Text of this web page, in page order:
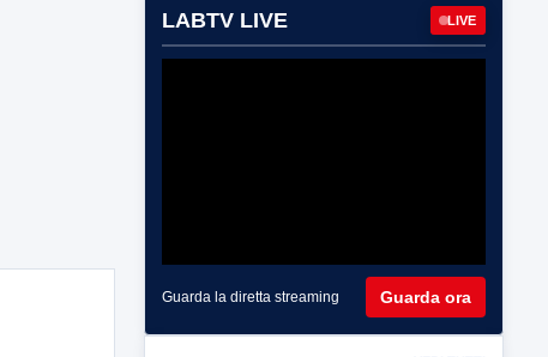
LABTV LIVE LIVE
Guarda la diretta streaming Guarda ora